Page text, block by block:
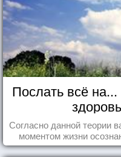
Послать всё
Согласно данной теории
моментом жизни
попробуем